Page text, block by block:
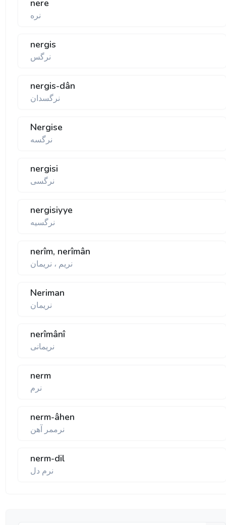
nere
نره
nergis
نرگس
nergis-dân
نرگسدان
Nergise
نرگسه
nergisi
نرگسی
nergisiyye
نرگسيه
nerîm, nerîmân
نريم ، نريمان
Neriman
نريمان
nerîmânî
نريمانی
nerm
نرم
nerm-âhen
نرممر آهن
nerm-dil
نرم دل